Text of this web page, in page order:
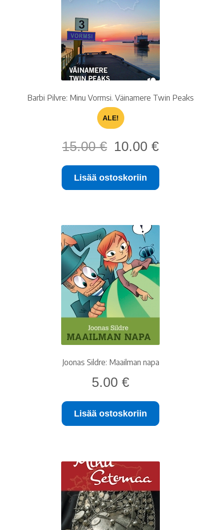
Barbi Pilvre: Minu Vormsi. Väinamere Twin Peaks
ALE!
15.00€
Alkuperäinen
hinta
oli:
15.00 €.
10.00 €Nykyinen
on:
Lisää ostoskoriin
Joonas Sildre: Maailman napa
5.00 €
Lisää ostoskoriin